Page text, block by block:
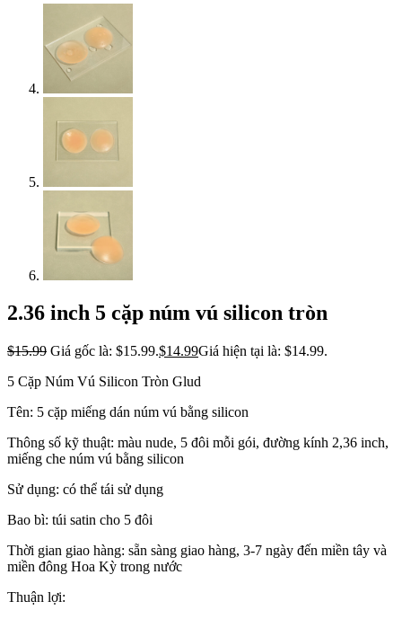
2.36 inch 5 cặp núm vú silicon tròn
$15.99 Giá gốc là: $15.99.$14.99Giá hiện tại là: $14.99.
5 Cặp Núm Vú Silicon Tròn Glud
Tên: 5 cặp miếng dán núm vú bằng silicon
Thông số kỹ thuật: màu nude, 5 đôi mỗi gói, đường kính 2,36 inch,
miếng che núm vú bằng silicon
Sử dụng: có thể tái sử dụng
Bao bì: túi satin cho 5 đôi
Thời gian giao hàng: sẵn sàng giao hàng, 3-7 ngày đến miền tây và
miền đông Hoa Kỳ trong nước
Thuận lợi: